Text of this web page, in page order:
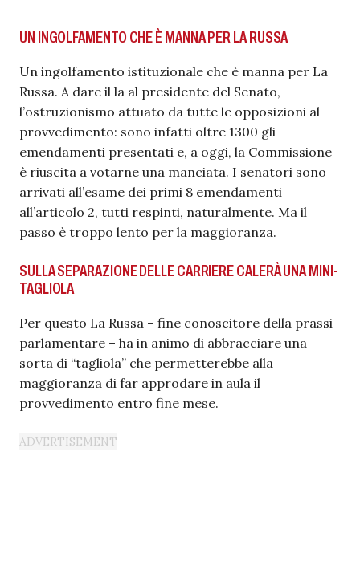
UN INGOLFAMENTO CHE È MANNA PER LA RUSSA
Un ingolfamento istituzionale che è manna per La
Russa. A dare il la al presidente del Senato,
l’ostruzionismo attuato da tutte le opposizioni al
provvedimento: sono infatti oltre 1300 gli
emendamenti presentati e, a oggi, la Commissione
è riuscita a votarne una manciata. I senatori sono
arrivati all’esame dei primi 8 emendamenti
all’articolo 2, tutti respinti, naturalmente. Ma il
passo è troppo lento per la maggioranza.
SULLA SEPARAZIONE DELLE CARRIERE CALERÀ UNA MINI-
TAGLIOLA
Per questo La Russa – fine conoscitore della prassi
parlamentare – ha in animo di abbracciare una
sorta di “tagliola” che permetterebbe alla
maggioranza di far approdare in aula il
provvedimento entro fine mese.